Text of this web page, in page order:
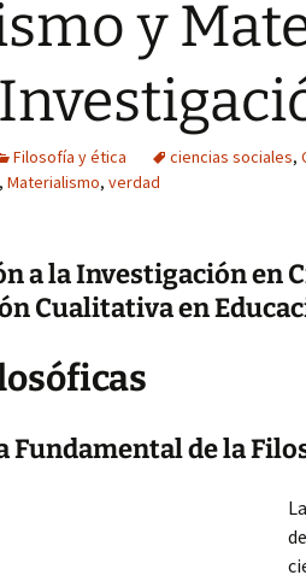
y
Filosofía y ética ciencias sociales,
, Materialismo, verdad
a la Investigación en
Cualitativa en
Fundamental de la